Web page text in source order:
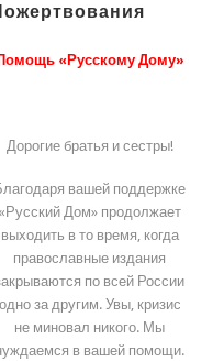
«Русскому Дому»
Дорогие братья и сестры!
вашей поддержке
«Русский Дом» продолжает
выходить в то время, когда
православные издания
по всей России
одно за другим. Увы, кризис
не миновал никого. Мы
в вашей помощи.